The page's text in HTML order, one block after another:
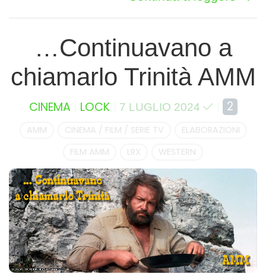
…Continuavano a
chiamarlo Trinità AMM
CINEMA LOCK 7 LUGLIO 2024 2
AMM CINEMA / FILM / SERIE TV
ELABORAZIONI
FILM AMM
LRX WESTERN